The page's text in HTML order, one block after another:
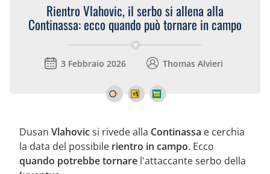
Rientro Vlahovic, il serbo si allena alla
Continassa: ecco quando può tornare in campo
3 Febbraio 2026 Thomas Alvieri
Dusan Vlahovicsi rivede alla Continassa e cerchia
la data del possibile rientro in campo. Ecco
quando potrebbe tornare l'attaccante serbo della